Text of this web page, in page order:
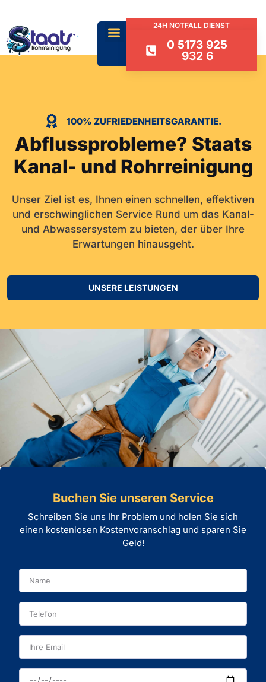
24H NOTFALL DIENST
0 5173 925
932 6
100% ZUFRIEDENHEITSGARANTIE.
Abflussprobleme? Staats
Kanal- und Rohrreinigung
Unser Ziel ist es, Ihnen einen schnellen, effektiven
und erschwinglichen Service Rund um das Kanal-
und Abwassersystem zu bieten, der über Ihre
Erwartungen hinausgeht.
UNSERE LEISTUNGEN
Buchen Sie unseren Service
Schreiben Sie uns Ihr Problem und holen Sie sich
einen kostenlosen Kostenvoranschlag und sparen Sie
Geld!